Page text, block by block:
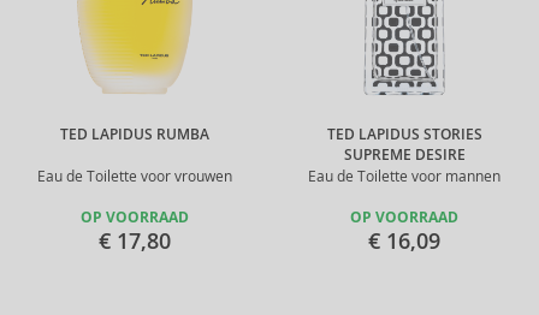
TED LAPIDUS RUMBA
Eau de Toilette voor vrouwen
OP VOORRAAD
€ 17,80
TED LAPIDUS STORIES
SUPREME DESIRE
Eau de Toilette voor mannen
OP VOORRAAD
€ 16,09